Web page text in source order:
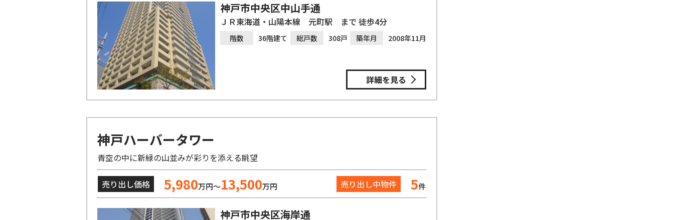
神戸市中央区中山手通
ＪＲ東海道・山陽本線 元町駅 まで 徒歩4分
階数 36階建て 総戸数 308戸 築年月 2008年11月
詳細を見る
神戸ハーバータワー
青空の中に新緑の山並みが彩りを添える眺望
売り出し価格 5,980万円～13,500万円 売り出し中物件 5件
神戸市中央区海岸通